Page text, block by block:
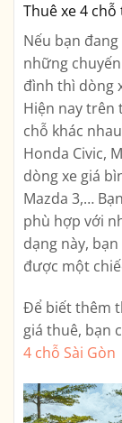
Thuê xe 4 chỗ
Nếu bạn
những
đình thì dòng
Hiện nay trên
chỗ khác
Honda Civic,
dòng xe giá
Mazda 3,…
phù hợp với
dạng này,
được một
Để biết thêm
giá thuê, bạn
4 chỗ Sài Gòn